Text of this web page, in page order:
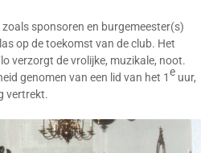
sponsoren en burgemeester(s)
op de toekomst van de club. Het
verzorgt de vrolijke, muzikale, noot.
genomen van een lid van het 1e uur,
vertrekt.